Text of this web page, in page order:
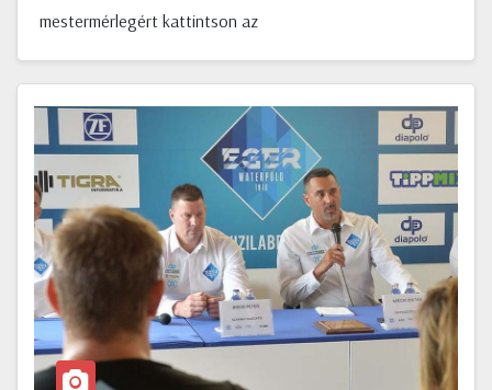
mestermérlegért kattintson az